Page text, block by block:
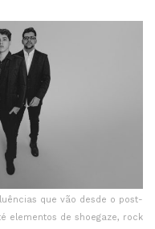
que vão desde o post-
elementos de shoegaze, rock